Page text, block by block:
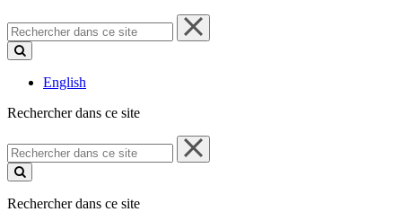
Rechercher
dans
ce
English
Rechercher dans ce site
Rechercher
dans
ce
Rechercher dans ce site